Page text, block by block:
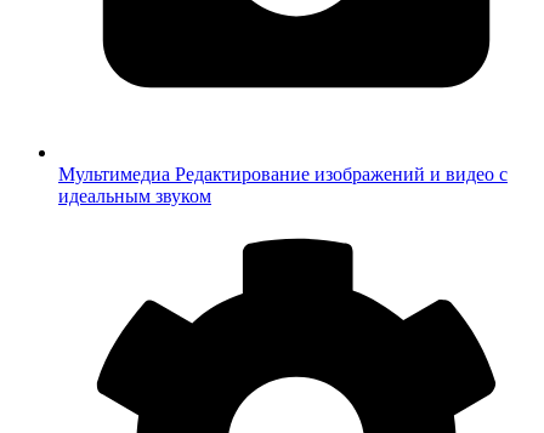
Мультимедиа Редактирование изображений и видео с
идеальным звуком